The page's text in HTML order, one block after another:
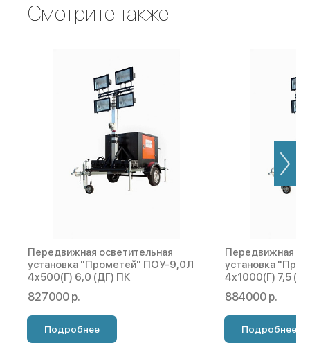
Смотрите также
Передвижная осветительная
установка "Прометей" ПОУ-9,0Л
4х500(Г) 6,0 (ДГ) ПК
827000 р.
Подробнее
Передвижная
установка
4х1000(Г) 7,5
884000 р.
Подробнее